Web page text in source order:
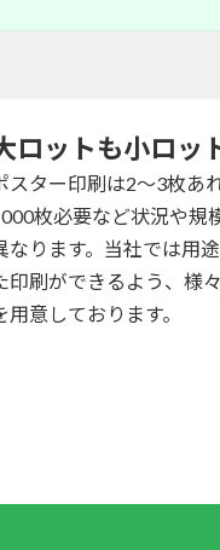
ロットも小ロッ
スター印刷は2～3枚あ
枚必要など状況や規
なります。当社では用
印刷ができるよう、様
用意しております。